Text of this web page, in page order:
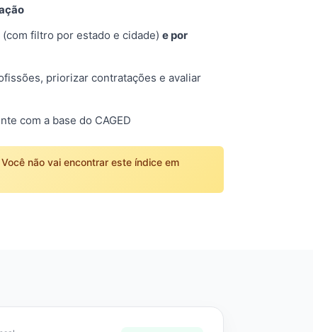
(com filtro por estado e cidade) e por
priorizar contratações e avaliar
com a base do CAGED
não vai encontrar este índice em